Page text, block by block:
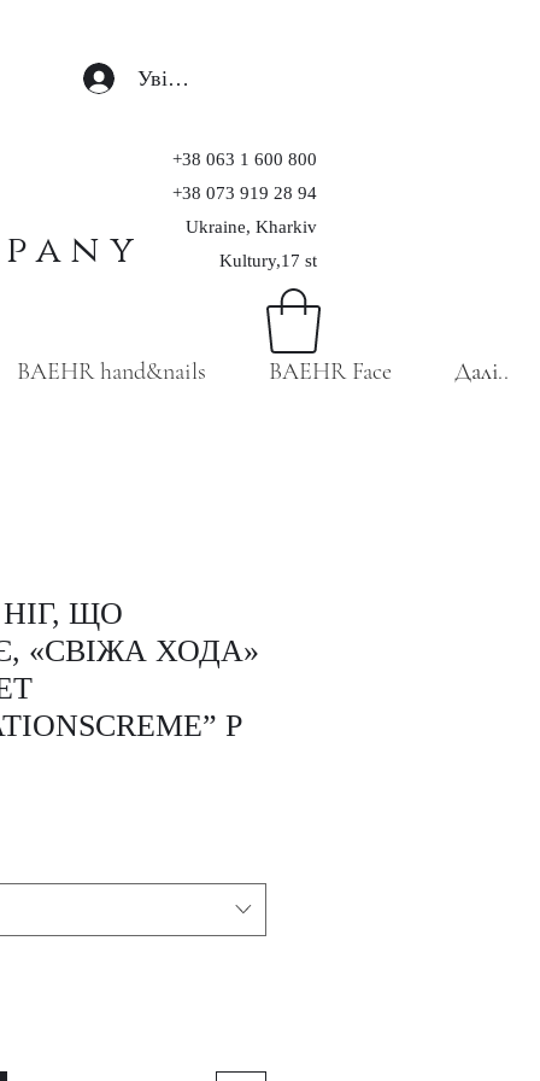
Увійти
+38 063 1 600 800
+38 073 919 28 94
Ukraine, Kharkiv
Kultury,17 st
BAEHR hand&nails BAEHR Face Далі..
ЩО
«СВІЖА ХОДА»
P